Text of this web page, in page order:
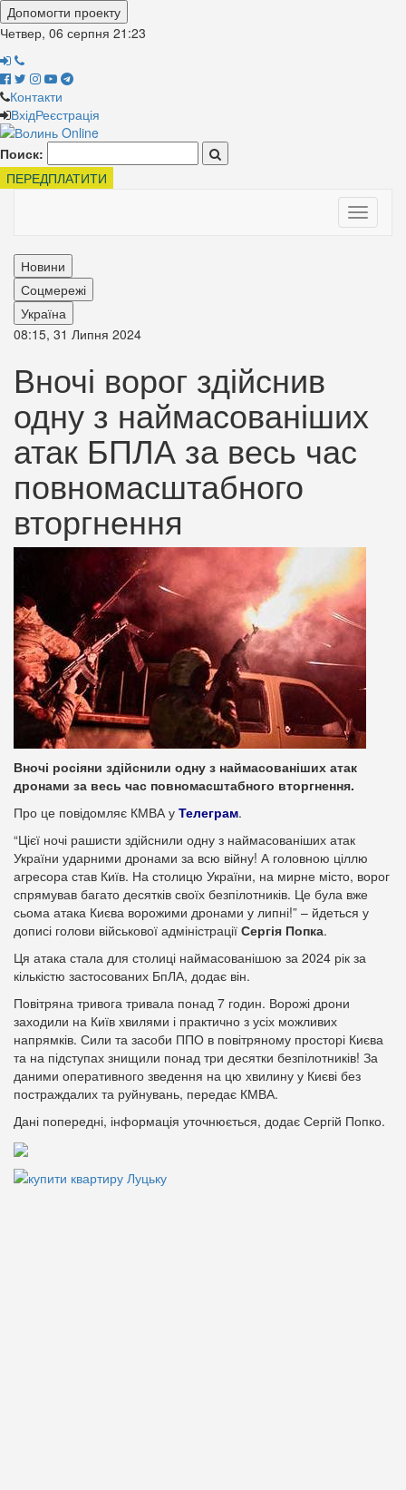
Допомогти проекту
Четвер, 06 серпня 21:23
Контакти
ВхідРеєстрація
Поиск:
ПЕРЕДПЛАТИТИ
Toggle
Новини
Соцмережі
Україна
08:15, 31 Липня 2024
Вночі ворог здійснив
одну з наймасованіших
атак БПЛА за весь час
повномасштабного
вторгнення
Вночі росіяни здійснили одну з наймасованіших атак
дронами за весь час повномасштабного вторгнення.
Про це повідомляє КМВА у Телеграм.
“Цієї ночі рашисти здійснили одну з наймасованіших атак
України ударними дронами за всю війну! А головною ціллю
агресора став Київ. На столицю України, на мирне місто, ворог
спрямував багато десятків своїх безпілотників. Це була вже
сьома атака Києва ворожими дронами у липні!” – йдеться у
дописі голови військової адміністрації Сергія Попка.
Ця атака стала для столиці наймасованішою за 2024 рік за
кількістю застосованих БпЛА, додає він.
Повітряна тривога тривала понад 7 годин. Ворожі дрони
заходили на Київ хвилями і практично з усіх можливих
напрямків. Сили та засоби ППО в повітряному просторі Києва
та на підступах знищили понад три десятки безпілотників! За
даними оперативного зведення на цю хвилину у Києві без
постраждалих та руйнувань, передає КМВА.
Дані попередні, інформація уточнюється, додає Сергій Попко.